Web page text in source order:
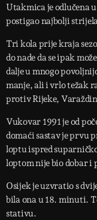
Utakmica je odlučena
postigao najbolji
Tri kola prije kraja
do nade da se ipak
dalje u mnogo
manje, ali i vrlo težak
protiv Rijeke,
Vukovar 1991 je od
domaći sastav je prvu
loptu ispred
loptom nije bio dobar i
Osijek je uzvratio s
bila ona u 18. minuti.
stativu.